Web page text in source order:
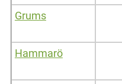
Grums
Hammarö